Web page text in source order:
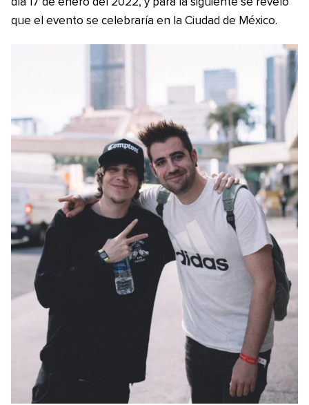
día 17 de enero del 2022, y para la siguiente se reveló
que el evento se celebraría en la Ciudad de México.